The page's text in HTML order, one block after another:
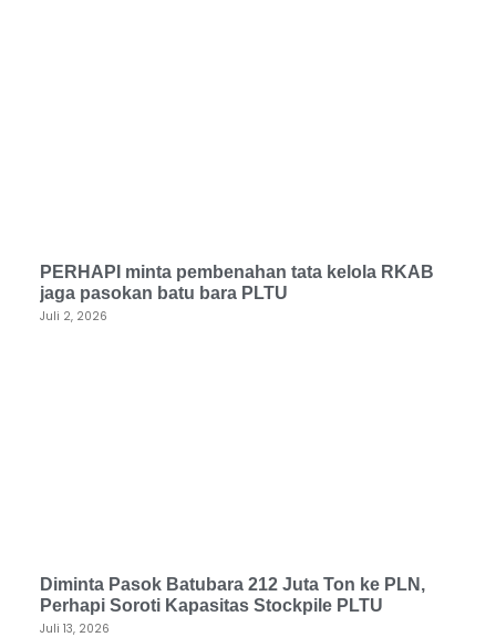
PERHAPI minta pembenahan tata kelola RKAB
jaga pasokan batu bara PLTU
Juli 2, 2026
Diminta Pasok Batubara 212 Juta Ton ke PLN,
Perhapi Soroti Kapasitas Stockpile PLTU
Juli 13, 2026